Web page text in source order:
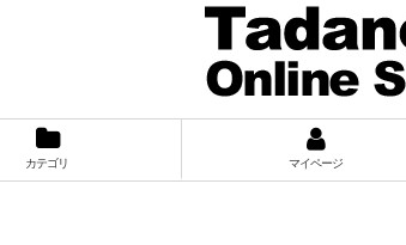
カテゴリ マイページ